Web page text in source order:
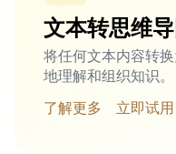
文本转思维
将任何文本内容转
地理解和组织知识。
了解更多
立即试用